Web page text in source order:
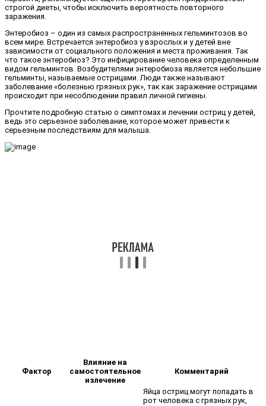
строгой диеты, чтобы исключить вероятность повторного
заражения.
Энтеробиоз – один из самых распространенных гельминтозов во
всем мире. Встречается энтеробиоз у взрослых и у детей вне
зависимости от социального положения и места проживания. Так
что такое энтеробиоз? Это инфицирование человека определенным
видом гельминтов. Возбудителями энтеробиоза является небольшие
гельминты, называемые острицами. Люди также называют
заболевание «болезнью грязных рук», так как заражение острицами
происходит при несоблюдении правил личной гигиены.
Прочтите подробную статью о симптомах и лечении остриц у детей,
ведь это серьезное заболевание, которое может привести к
серьезным последствиям для малыша.
Фактор
Влияние на
самостоятельное
излечение
Комментарий
Яйца остриц могут попадать в
рот человека с грязных рук,